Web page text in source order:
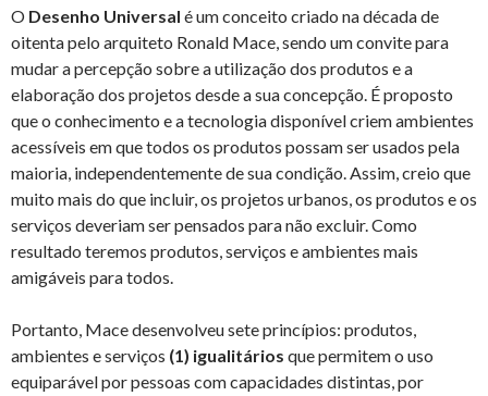
O Desenho Universal é um conceito criado na década de
oitenta pelo arquiteto Ronald Mace, sendo um convite para
mudar a percepção sobre a utilização dos produtos e a
elaboração dos projetos desde a sua concepção. É proposto
que o conhecimento e a tecnologia disponível criem ambientes
acessíveis em que todos os produtos possam ser usados pela
maioria, independentemente de sua condição. Assim, creio que
muito mais do que incluir, os projetos urbanos, os produtos e os
serviços deveriam ser pensados para não excluir. Como
resultado teremos produtos, serviços e ambientes mais
amigáveis para todos.
Portanto, Mace desenvolveu sete princípios: produtos,
ambientes e serviços (1) igualitários que permitem o uso
equiparável por pessoas com capacidades distintas, por